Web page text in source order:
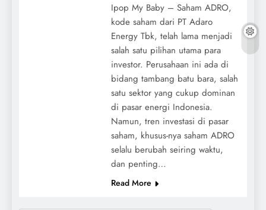
Ipop My Baby – Saham ADRO,
kode saham dari PT Adaro
Energy Tbk, telah lama menjadi
salah satu pilihan utama para
investor. Perusahaan ini ada di
bidang tambang batu bara, salah
satu sektor yang cukup dominan
di pasar energi Indonesia.
Namun, tren investasi di pasar
saham, khusus-nya saham ADRO
selalu berubah seiring waktu,
dan penting…
Read More